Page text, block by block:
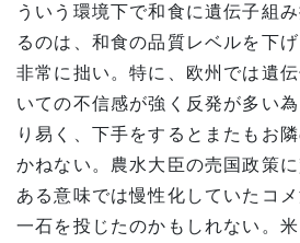
ういう環境下で和食に遺伝子組
るのは、和食の品質レベルを下
非常に拙い。特に、欧州では遺
いての不信感が強く反発が多い
り易く、下手をするとまたもお
かねない。農水大臣の売国政策に
ある意味では慢性化していたコ
一石を投じたのかもしれない。